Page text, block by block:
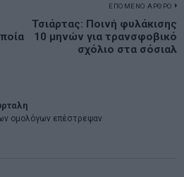
ΕΠΟΜΕΝΟ ΑΡΘΡΟ
Τσιάρτας: Ποινή φυλάκισης
10 μηνών για τρανσφοβικό
σχόλιο στα σόσιαλ
ομολόγων επέστρεψαν